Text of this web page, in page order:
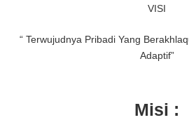
VISI
“ Terwujudnya Pribadi Yang
Adaptif”
Misi :